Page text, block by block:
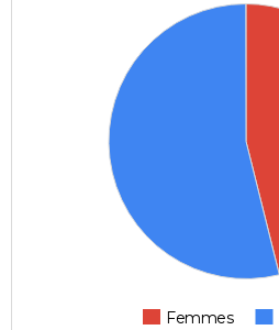
Femmes